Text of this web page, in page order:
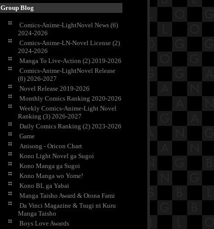
Group Blog
Comics-Anime-LightNovel News (6)
2024-2026
Comics-Anime-LN-Novel License (2)
2024-2026
Manga To Live-Action (2) 2019-2026
Comics-Anime-LightNovel Release
(8) 2026-2027
Novel Release 2019-2026
Monthly Comics Ranking 2020-2026
Weekly Comics-Anime-Light Novel
Ranking (3) 2026-2027
Daily Comics Ranking (2) 2023-2026
Game
Anisong - Oricon Chart
Kono Light Novel ga Sugoi
Kono Manga ga Sugoi
Kono Manga wo Yome!
Kono BL ga Yabai
Manga Taisho Award & Otona Fami
Da Vinci Magazine & Tsugi ni Kuru
Manga Taisho
Boys Love Awards